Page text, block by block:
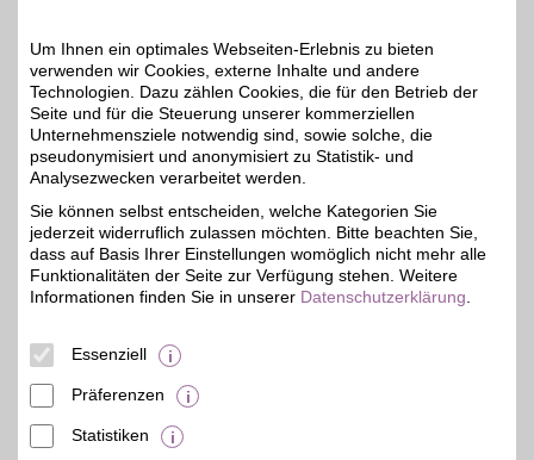
Zum Partnerprofil
3%
Batterie24.de
Energie für jeden Bedarf.
Hochwertige Batterien
Elektronik und Fahrzeuge
sorgen dafür, dass Ihnen
nie der Strom ausgeht.
Mit großer Auswahl und
schneller Lieferung finden
Sie immer die passende
Um Ihnen ein optimales Webseiten-Erlebnis zu bieten
verwenden wir Cookies, externe Inhalte und andere
Technologien. Dazu zählen Cookies, die für den Betrieb der
Seite und für die Steuerung unserer kommerziellen
Unternehmensziele notwendig sind, sowie solche, die
pseudonymisiert und anonymisiert zu Statistik- und
Analysezwecken verarbeitet werden.
Sie können selbst entscheiden, welche Kategorien Sie
jederzeit widerruflich zulassen möchten. Bitte beachten Sie,
dass auf Basis Ihrer Einstellungen womöglich nicht mehr alle
Funktionalitäten der Seite zur Verfügung stehen. Weitere
Informationen finden Sie in unserer Datenschutzerklärung
Essenziell
Präferenzen
Statistiken